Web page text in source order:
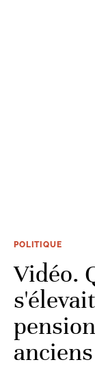
POLITIQUE
Vidéo.